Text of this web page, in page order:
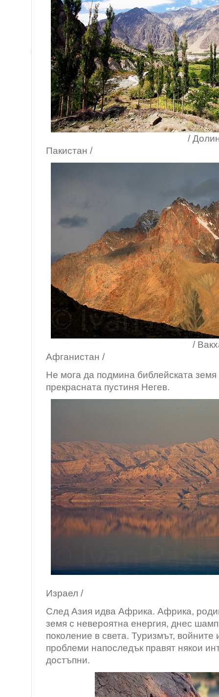
/ Долината на
Пакистан /
/ Вакхан
Афганистан /
Не мога да подмина библейската
прекрасната пустиня Негев.
Израел /
След Азия идва Африка. Африка,
земя с невероятна енергия, днес
поколение в света. Туризмът, войните
проблеми напоследък правят някои
достъпни.